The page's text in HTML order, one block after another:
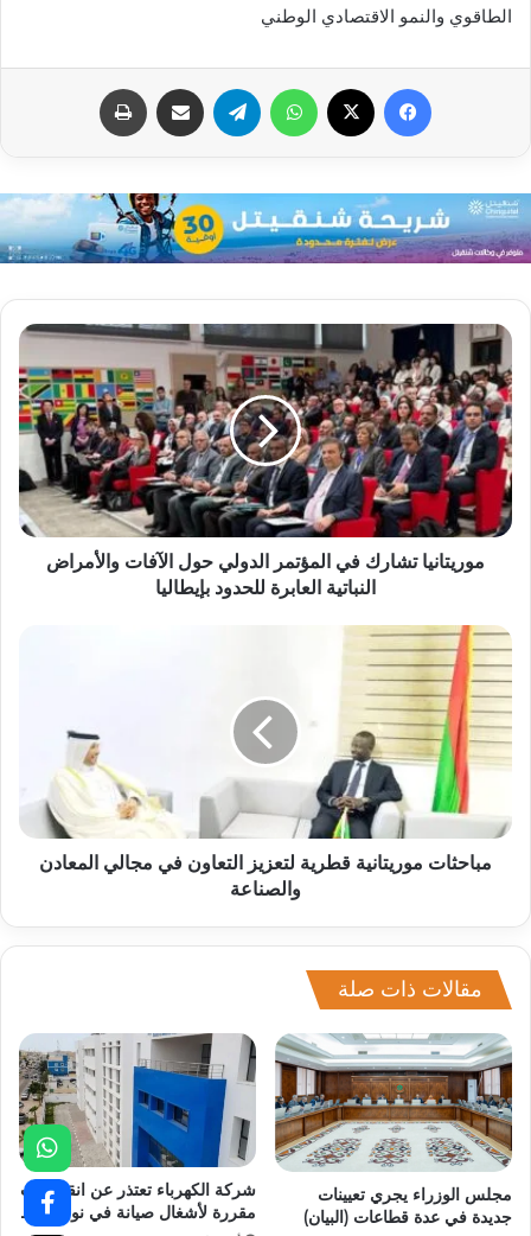
الطاقوي والنمو الاقتصادي الوطني
فيسبوك واتساب تيلقرام مشاركة عبر البريد
موريتانيا تشارك في المؤتمر الدولي حول الآفات والأمراض
النباتية العابرة للحدود بإيطاليا
مباحثات موريتانية قطرية لتعزيز التعاون في مجالي المعادن
والصناعة
مقالات ذات صلة
مجلس الوزراء يجري تعيينات
جديدة في عدة قطاعات (البيان)
شركة الكهرباء تعتذر عن انقطاعات
مقررة لأشغال صيانة في نواكشوط